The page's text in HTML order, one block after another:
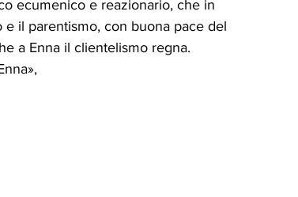
ecumenico e reazionario, che in
il parentismo, con buona pace del
a Enna il clientelismo regna.